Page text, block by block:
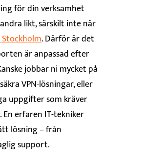
för din verksamhet
likt, särskilt inte när
. Därför är det
är anpassad efter
jobbar ni mycket på
VPN-lösningar, eller
uppgifter som kräver
erfaren IT-tekniker
lösning – från
support.